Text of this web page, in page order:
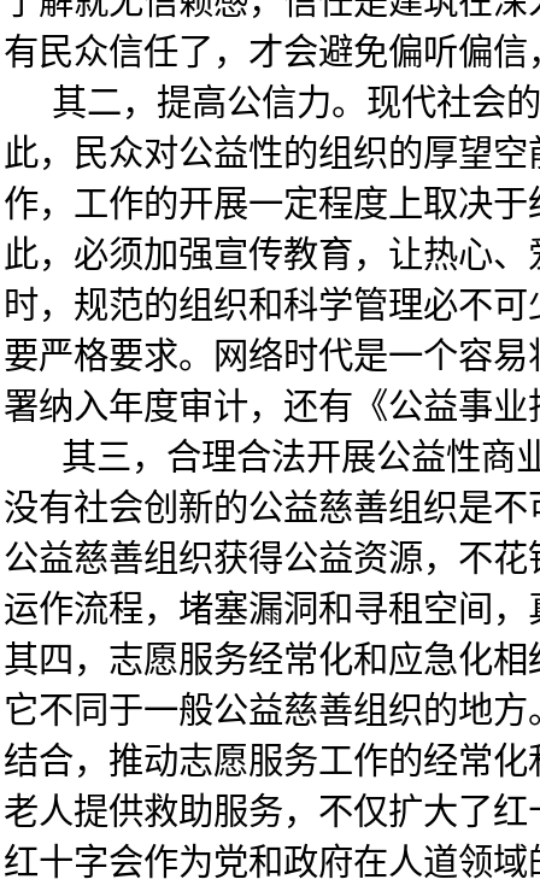
有民众信任了，才会避免偏听偏
其二，提高公信力。现代社会的
此，民众对公益性的组织的厚望
作，工作的开展一定程度上取决
此，必须加强宣传教育，让热心
时，规范的组织和科学管理必不
要严格要求。网络时代是一个容
署纳入年度审计，还有《公益事
其三，合理合法开展公益性商业
没有社会创新的公益慈善组织是
公益慈善组织获得公益资源，不
运作流程，堵塞漏洞和寻租空间
其四，志愿服务经常化和应急化
它不同于一般公益慈善组织的地
结合，推动志愿服务工作的经常
老人提供救助服务，不仅扩大了
红十字会作为党和政府在人道领